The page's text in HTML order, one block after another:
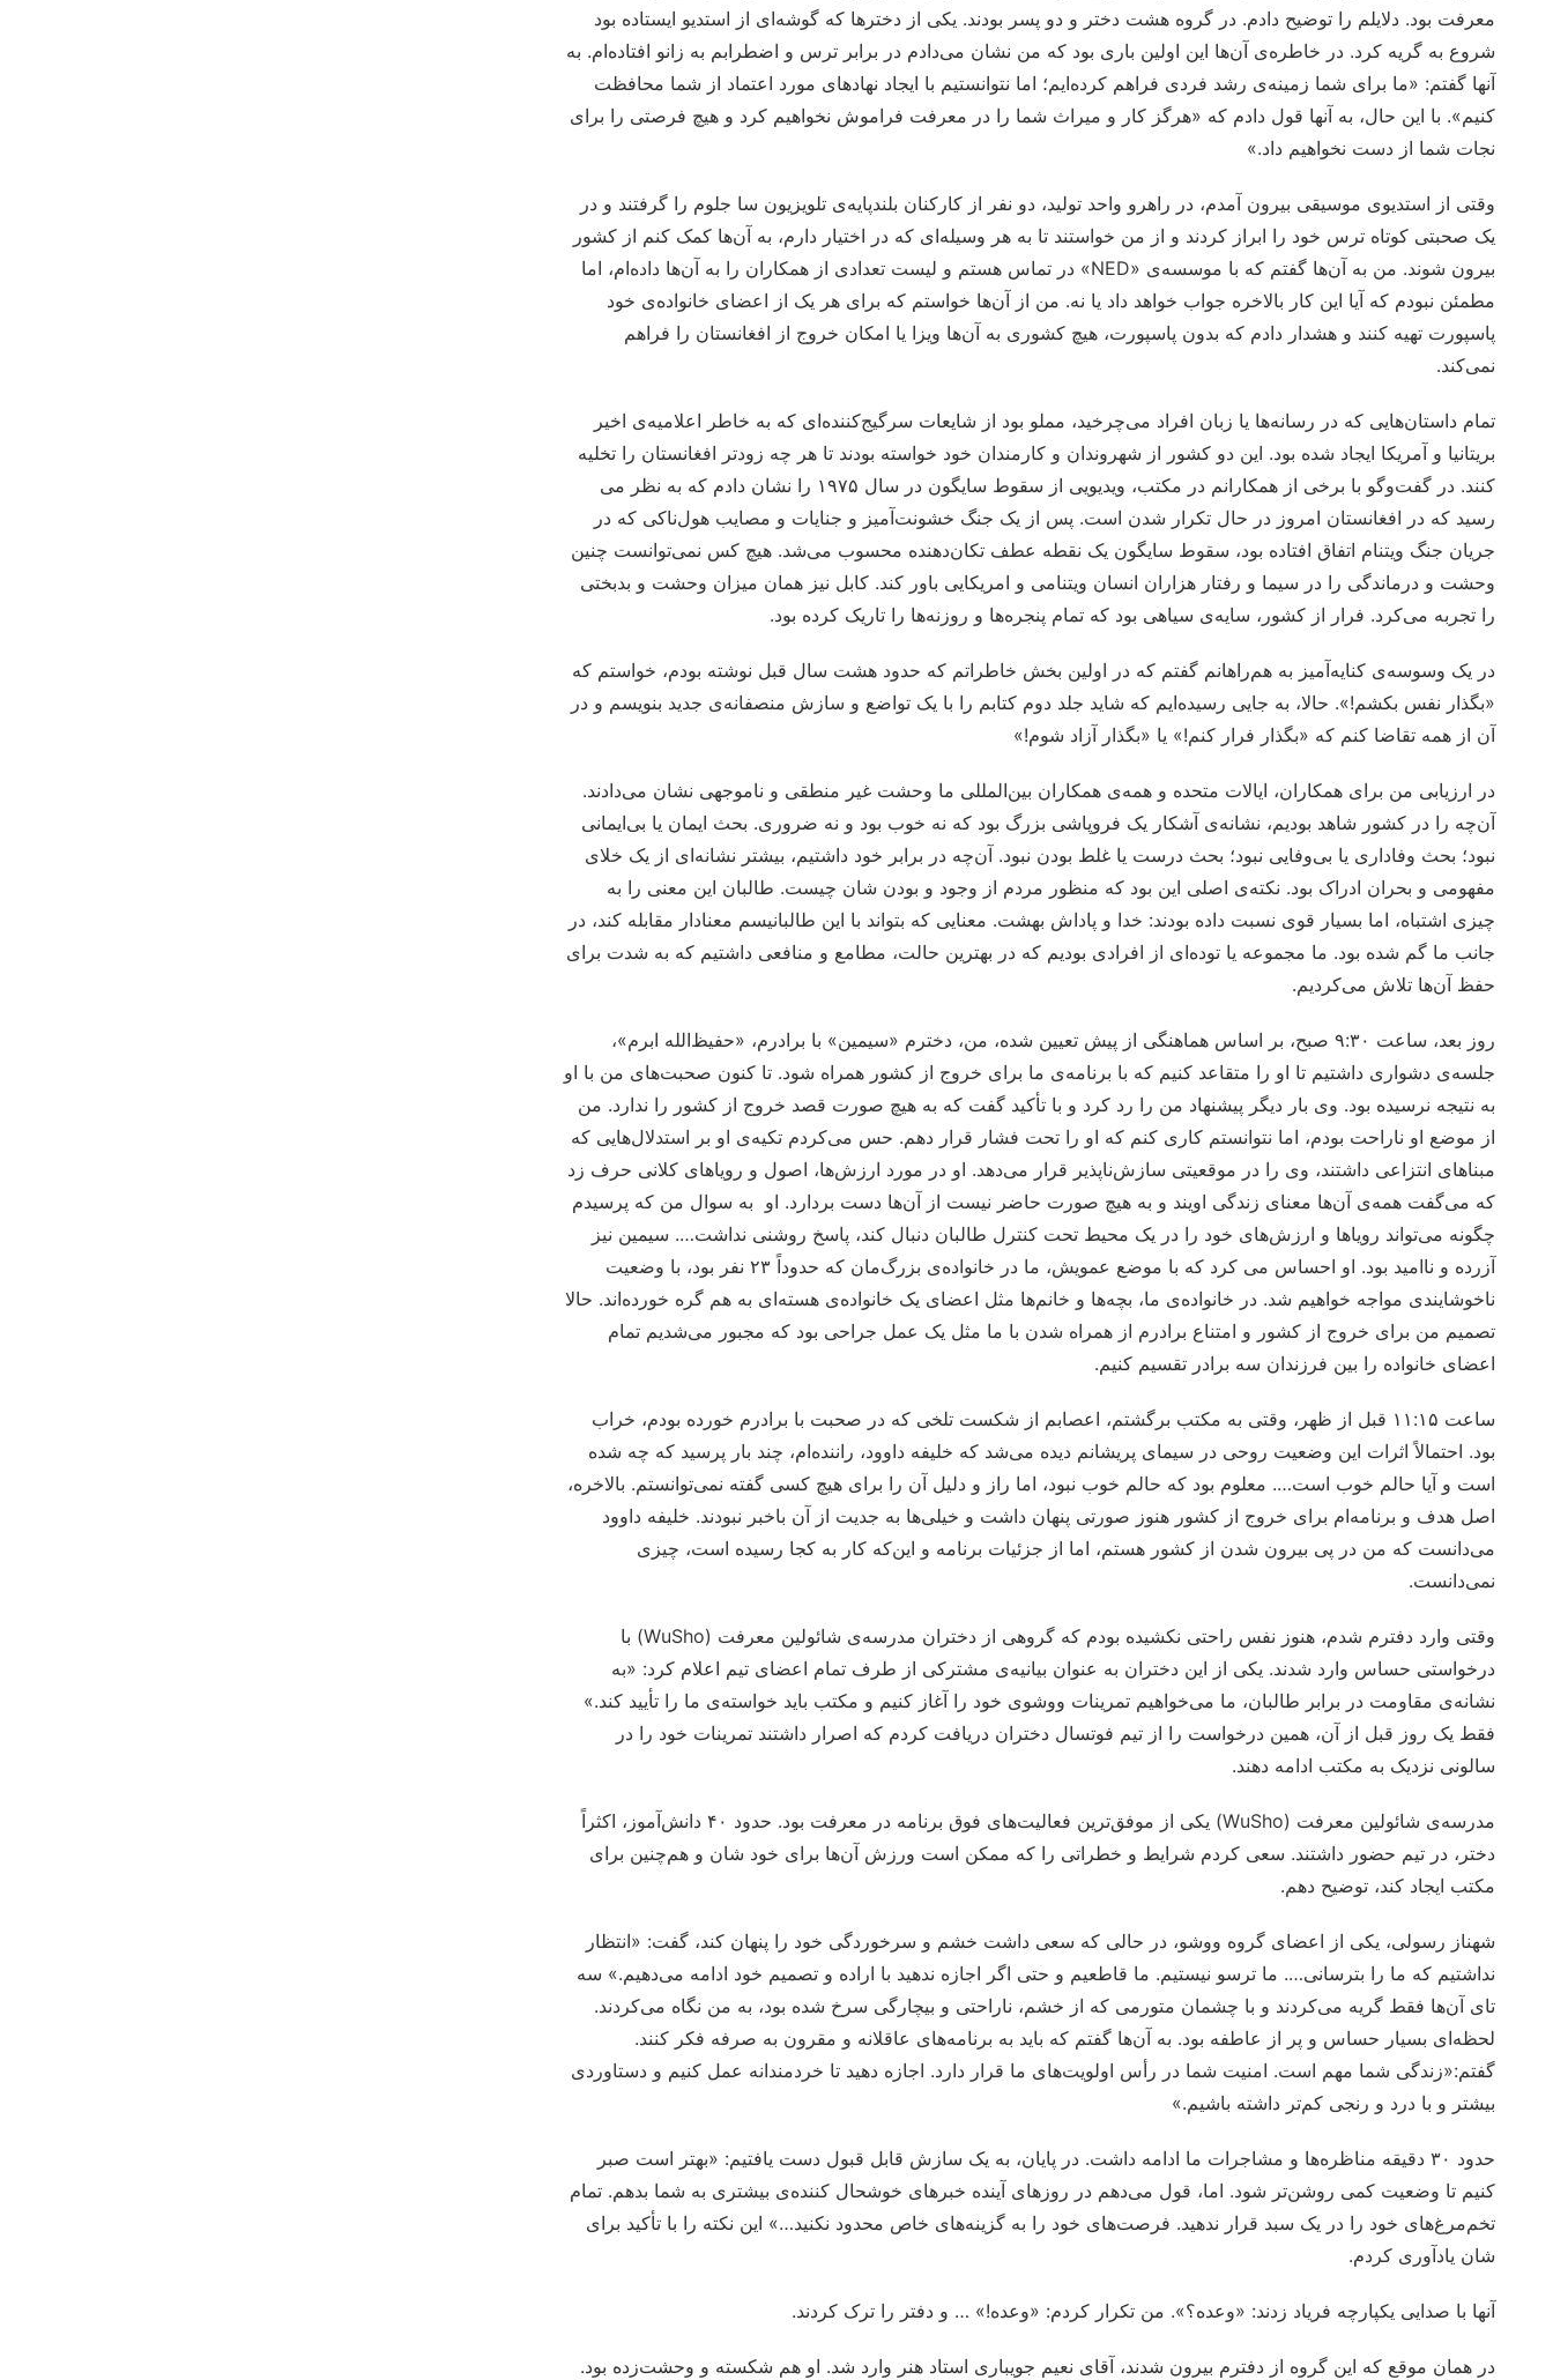
معرفت بود. دلایلم را توضیح دادم. در گروه هشت دختر و دو پسر بودند. یکی از دخترها که گوشه‌ای از استدیو ایستاده بود
شروع به گریه کرد. در خاطره‌ی آن‌ها این اولین باری بود که من نشان می‌دادم در برابر ترس و اضطرابم به زانو افتاده‌ام. به
آنها گفتم: «ما برای شما زمینه‌ی رشد فردی فراهم کرده‌ایم؛ اما نتوانستیم با ایجاد نهادهای مورد اعتماد از شما محافظت
کنیم». با این حال، به آنها قول دادم که «هرگز کار و میراث شما را در معرفت فراموش نخواهیم کرد و هیچ فرصتی را برای
نجات شما از دست نخواهیم داد.»
وقتی از استدیوی موسیقی بیرون آمدم، در راهرو واحد تولید، دو نفر از کارکنان بلندپایه‌ی تلویزیون سا جلوم را گرفتند و در
یک صحبتی کوتاه ترس خود را ابراز کردند و از من خواستند تا به هر وسیله‌ای که در اختیار دارم، به آن‌ها کمک کنم از کشور
بیرون شوند. من به آن‌ها گفتم که با موسسه‌ی «NED» در تماس هستم و لیست تعدادی از همکاران را به آن‌ها داده‌ام، اما
مطمئن نبودم که آیا این کار بالاخره جواب خواهد داد یا نه. من از آن‌ها خواستم که برای هر یک از اعضای خانواده‌ی خود
پاسپورت تهیه کنند و هشدار دادم که بدون پاسپورت، هیچ کشوری به آن‌ها ویزا یا امکان خروج از افغانستان را فراهم
نمی‌کند.
تمام داستان‌هایی که در رسانه‌ها یا زبان افراد می‌چرخید، مملو بود از شایعات سرگیج‌کننده‌ای که به خاطر اعلامیه‌ی اخیر
بریتانیا و آمریکا ایجاد شده بود. این دو کشور از شهروندان و کارمندان خود خواسته بودند تا هر چه زودتر افغانستان را تخلیه
کنند. در گفت‌وگو با برخی از همکارانم در مکتب، ویدیویی از سقوط سایگون در سال ۱۹۷۵ را نشان دادم که به نظر می
رسید که در افغانستان امروز در حال تکرار شدن است. پس از یک جنگ خشونت‌آمیز و جنایات و مصایب هول‌ناکی که در
جریان جنگ ویتنام اتفاق افتاده بود، سقوط سایگون یک نقطه عطف تکان‌دهنده محسوب می‌شد. هیچ کس نمی‌توانست چنین
وحشت و درماندگی را در سیما و رفتار هزاران انسان ویتنامی و امریکایی باور کند. کابل نیز همان میزان وحشت و بدبختی
را تجربه می‌کرد. فرار از کشور، سایه‌ی سیاهی بود که تمام پنجره‌ها و روزنه‌ها را تاریک کرده بود.
در یک وسوسه‌ی کنایه‌آمیز به هم‌راهانم گفتم که در اولین بخش خاطراتم که حدود هشت سال قبل نوشته بودم، خواستم که
«بگذار نفس بکشم!». حالا، به جایی رسیده‌ایم که شاید جلد دوم کتابم را با یک تواضع و سازش منصفانه‌ی جدید بنویسم و در
آن از همه تقاضا کنم که «بگذار فرار کنم!» یا «بگذار آزاد شوم!»
در ارزیابی من برای همکاران، ایالات متحده و همه‌ی همکاران بین‌المللی ما وحشت غیر منطقی و ناموجهی نشان می‌دادند.
آن‌چه را در کشور شاهد بودیم، نشانه‌ی آشکار یک فروپاشی بزرگ بود که نه خوب بود و نه ضروری. بحث ایمان یا بی‌ایمانی
نبود؛ بحث وفاداری یا بی‌وفایی نبود؛ بحث درست یا غلط بودن نبود. آن‌چه در برابر خود داشتیم، بیشتر نشانه‌ای از یک خلای
مفهومی و بحران ادراک بود. نکته‌ی اصلی این بود که منظور مردم از وجود و بودن شان چیست. طالبان این معنی را به
چیزی اشتباه، اما بسیار قوی نسبت داده بودند: خدا و پاداش بهشت. معنایی که بتواند با این طالبانیسم معنادار مقابله کند، در
جانب ما گم شده بود. ما مجموعه یا توده‌ای از افرادی بودیم که در بهترین حالت، مطامع و منافعی داشتیم که به شدت برای
حفظ آن‌ها تلاش می‌کردیم.
روز بعد، ساعت ۹:۳۰ صبح، بر اساس هماهنگی از پیش تعیین شده، من، دخترم «سیمین» با برادرم، «حفیظ‌الله ابرم»،
جلسه‌ی دشواری داشتیم تا او را متقاعد کنیم که با برنامه‌ی ما برای خروج از کشور همراه شود. تا کنون صحبت‌های من با او
به نتیجه نرسیده بود. وی بار دیگر پیشنهاد من را رد کرد و با تأکید گفت که به هیچ صورت قصد خروج از کشور را ندارد. من
از موضع او ناراحت بودم، اما نتوانستم کاری کنم که او را تحت فشار قرار دهم. حس می‌کردم تکیه‌ی او بر استدلال‌هایی که
مبناهای انتزاعی داشتند، وی را در موقعیتی سازش‌ناپذیر قرار می‌دهد. او در مورد ارزش‌ها، اصول و رویاهای کلانی حرف زد
که می‌گفت همه‌ی آن‌ها معنای زندگی اویند و به هیچ صورت حاضر نیست از آن‌ها دست بردارد. او به سوال من که پرسیدم
چگونه می‌تواند رویاها و ارزش‌های خود را در یک محیط تحت کنترل طالبان دنبال کند، پاسخ روشنی نداشت…. سیمین نیز
آزرده و ناامید بود. او احساس می کرد که با موضع عمویش، ما در خانواده‌ی بزرگ‌مان که حدوداً ۲۳ نفر بود، با وضعیت
ناخوشایندی مواجه خواهیم شد. در خانواده‌ی ما، بچه‌ها و خانم‌ها مثل اعضای یک خانواده‌ی هسته‌ای به هم گره خورده‌اند. حالا
تصمیم من برای خروج از کشور و امتناع برادرم از همراه شدن با ما مثل یک عمل جراحی بود که مجبور می‌شدیم تمام
اعضای خانواده را بین فرزندان سه برادر تقسیم کنیم.
ساعت ۱۱:۱۵ قبل از ظهر، وقتی به مکتب برگشتم، اعصابم از شکست تلخی که در صحبت با برادرم خورده بودم، خراب
بود. احتمالاً اثرات این وضعیت روحی در سیمای پریشانم دیده می‌شد که خلیفه داوود، راننده‌ام، چند بار پرسید که چه شده
است و آیا حالم خوب است…. معلوم بود که حالم خوب نبود، اما راز و دلیل آن را برای هیچ کسی گفته نمی‌توانستم. بالاخره،
اصل هدف و برنامه‌ام برای خروج از کشور هنوز صورتی پنهان داشت و خیلی‌ها به جدیت از آن باخبر نبودند. خلیفه داوود
می‌دانست که من در پی بیرون شدن از کشور هستم، اما از جزئیات برنامه و این‌که کار به کجا رسیده است، چیزی
نمی‌دانست.
وقتی وارد دفترم شدم، هنوز نفس راحتی نکشیده بودم که گروهی از دختران مدرسه‌ی شائولین معرفت (WuSho) با
درخواستی حساس وارد شدند. یکی از این دختران به عنوان بیانیه‌ی مشترکی از طرف تمام اعضای تیم اعلام کرد: «به
نشانه‌ی مقاومت در برابر طالبان، ما می‌خواهیم تمرینات ووشوی خود را آغاز کنیم و مکتب باید خواسته‌ی ما را تأیید کند.»
فقط یک روز قبل از آن، همین درخواست را از تیم فوتسال دختران دریافت کردم که اصرار داشتند تمرینات خود را در
سالونی نزدیک به مکتب ادامه دهند.
مدرسه‌ی شائولین معرفت (WuSho) یکی از موفق‌ترین فعالیت‌های فوق برنامه در معرفت بود. حدود ۴۰ دانش‌آموز، اکثراً
دختر، در تیم حضور داشتند. سعی کردم شرایط و خطراتی را که ممکن است ورزش آن‌ها برای خود شان و هم‌چنین برای
مکتب ایجاد کند، توضیح دهم.
شهناز رسولی، یکی از اعضای گروه ووشو، در حالی که سعی داشت خشم و سرخوردگی خود را پنهان کند، گفت: «انتظار
نداشتیم که ما را بترسانی…. ما ترسو نیستیم. ما قاطعیم و حتی اگر اجازه ندهید با اراده و تصمیم خود ادامه می‌دهیم.» سه
تای آن‌ها فقط گریه می‌کردند و با چشمان متورمی که از خشم، ناراحتی و بیچارگی سرخ شده بود، به من نگاه می‌کردند.
لحظه‌ای بسیار حساس و پر از عاطفه بود. به آن‌ها گفتم که باید به برنامه‌های عاقلانه و مقرون به صرفه فکر کنند.
گفتم:«زندگی شما مهم است. امنیت شما در رأس اولویت‌های ما قرار دارد. اجازه دهید تا خردمندانه عمل کنیم و دستاوردی
بیشتر و با درد و رنجی کم‌تر داشته باشیم.»
حدود ۳۰ دقیقه مناظره‌ها و مشاجرات ما ادامه داشت. در پایان، به یک سازش قابل قبول دست یافتیم: «بهتر است صبر
کنیم تا وضعیت کمی روشن‌تر شود. اما، قول می‌دهم در روزهای آینده خبرهای خوشحال کننده‌ی بیشتری به شما بدهم. تمام
تخم‌مرغ‌های خود را در یک سبد قرار ندهید. فرصت‌های خود را به گزینه‌های خاص محدود نکنید…» این نکته را با تأکید برای
شان یادآوری کردم.
آنها با صدایی یکپارچه فریاد زدند: «وعده؟». من تکرار کردم: «وعده!» … و دفتر را ترک کردند.
در همان موقع که این گروه از دفترم بیرون شدند، آقای نعیم جویباری استاد هنر وارد شد. او هم شکسته و وحشت‌زده بود.